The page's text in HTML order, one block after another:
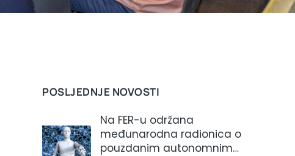
POSLJEDNJE NOVOSTI
Na FER-u održana
međunarodna radionica o
pouzdanim autonomnim…